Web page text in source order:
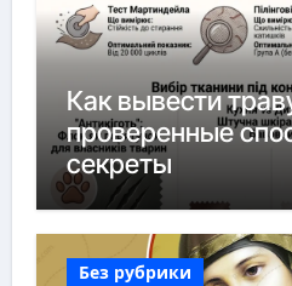
Как вывести
проверенные
секреты
Без рубрики